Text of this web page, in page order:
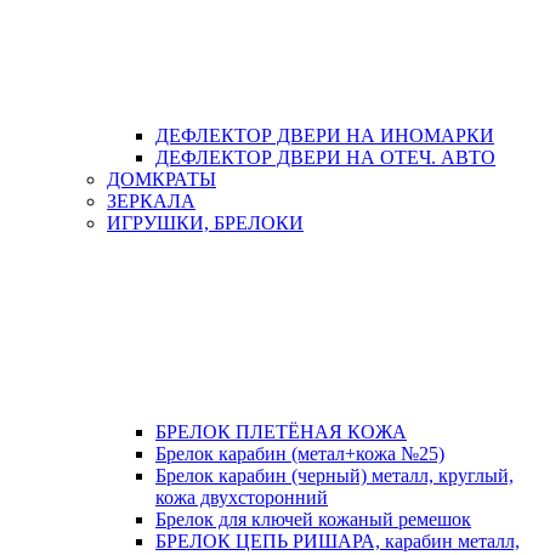
ДЕФЛЕКТОР ДВЕРИ НА ИНОМАРКИ
ДЕФЛЕКТОР ДВЕРИ НА ОТЕЧ. АВТО
ДОМКРАТЫ
ЗЕРКАЛА
ИГРУШКИ, БРЕЛОКИ
БРЕЛОК ПЛЕТЁНАЯ КОЖА
Брелок карабин (метал+кожа №25)
Брелок карабин (черный) металл, круглый,
кожа двухсторонний
Брелок для ключей кожаный ремешок
БРЕЛОК ЦЕПЬ РИШАРА, карабин металл,